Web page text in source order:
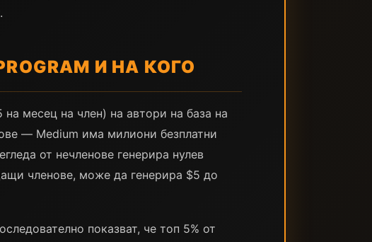
И НА КОГО
месец на член) на автори на база на
— Medium има милиони безплатни
от нечленове генерира нулев
членове, може да генерира $5 до
показват, че топ 5% от